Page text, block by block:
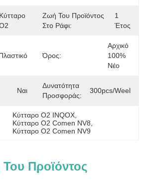
Κύτταρο
Ζωή Του Προϊόντος
Στο Ράφι:
1
Έτος
Όρος:
Αρχικό
100%
Νέο
Ναι
Δυνατότητα
Προσφοράς:
300pcs/weel
Κύτταρο Ο2 INQOX
Κύτταρο Ο2 Comen NV8
Κύτταρο Ο2 Comen NV9
Προϊόντος